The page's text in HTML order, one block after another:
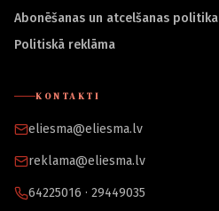
Abonēšanas un atcelšanas politika
Politiskā reklāma
KONTAKTI
eliesma@eliesma.lv
reklama@eliesma.lv
64225016 · 29449035